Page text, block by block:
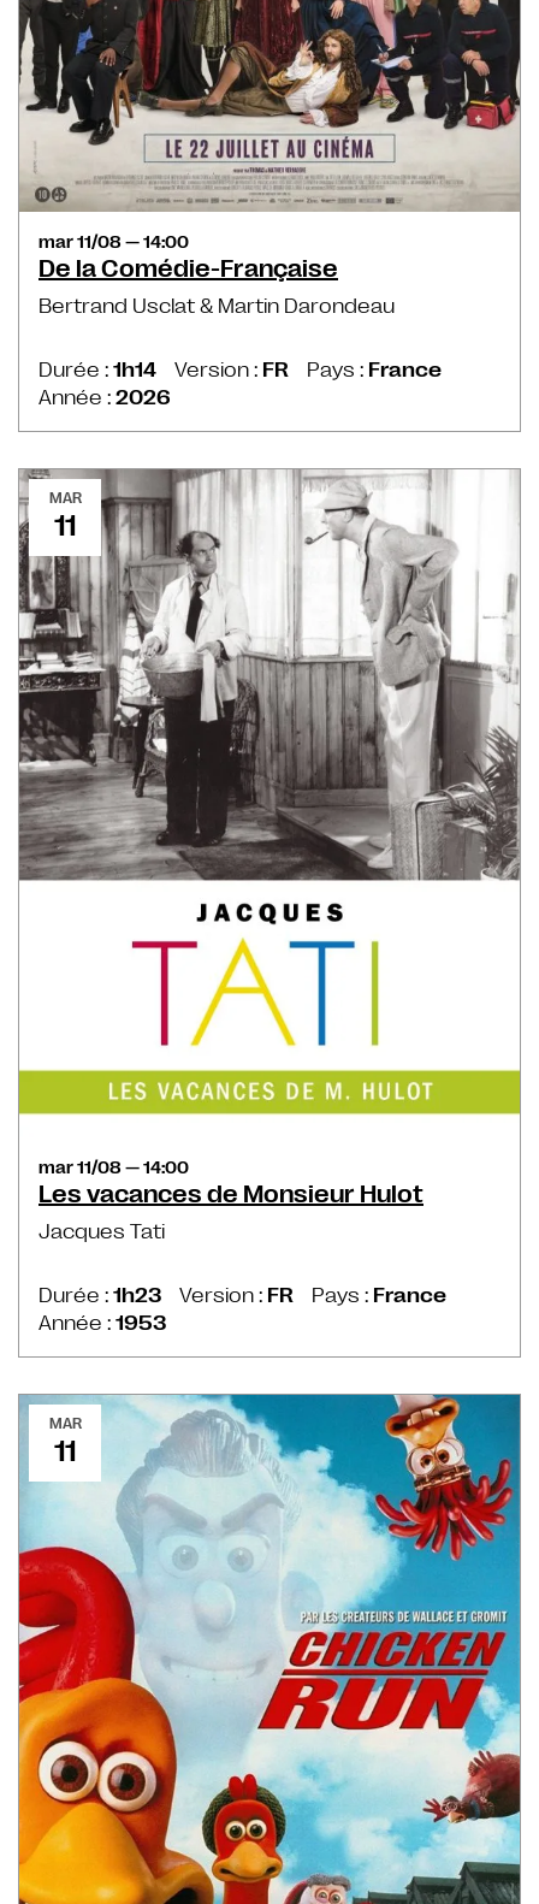
mar 11/08 — 14:00
De la Comédie-Française
Bertrand Usclat & Martin Darondeau
Durée : 1h14 Version : FR Pays : France
Année : 2026
MAR
11
mar 11/08 — 14:00
Les vacances de Monsieur Hulot
Jacques Tati
Durée : 1h23 Version : FR Pays : France
Année : 1953
MAR
11